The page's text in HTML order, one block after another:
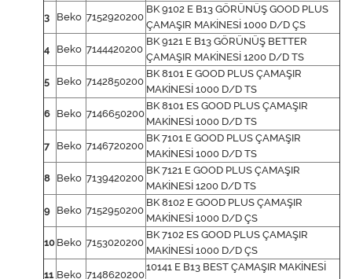
3 Beko 7152920200
BK 9102 E B13 GÖRÜNÜŞ GOOD PLUS
ÇAMAŞIR MAKİNESİ 1000 D/D ÇS
4 Beko 7144420200
BK 9121 E B13 GÖRÜNÜŞ BETTER
ÇAMAŞIR MAKİNESİ 1200 D/D TS
5 Beko 7142850200
BK 8101 E GOOD PLUS ÇAMAŞIR
MAKİNESİ 1000 D/D TS
6 Beko 7146650200
BK 8101 ES GOOD PLUS ÇAMAŞIR
MAKİNESİ 1000 D/D TS
7 Beko 7146720200
BK 7101 E GOOD PLUS ÇAMAŞIR
MAKİNESİ 1000 D/D TS
8 Beko 7139420200
BK 7121 E GOOD PLUS ÇAMAŞIR
MAKİNESİ 1200 D/D TS
9 Beko 7152950200
BK 8102 E GOOD PLUS ÇAMAŞIR
MAKİNESİ 1000 D/D ÇS
10 Beko 7153020200
BK 7102 ES GOOD PLUS ÇAMAŞIR
MAKİNESİ 1000 D/D ÇS
11 Beko 7148620200
10141 E B13 BEST ÇAMAŞIR MAKİNESİ